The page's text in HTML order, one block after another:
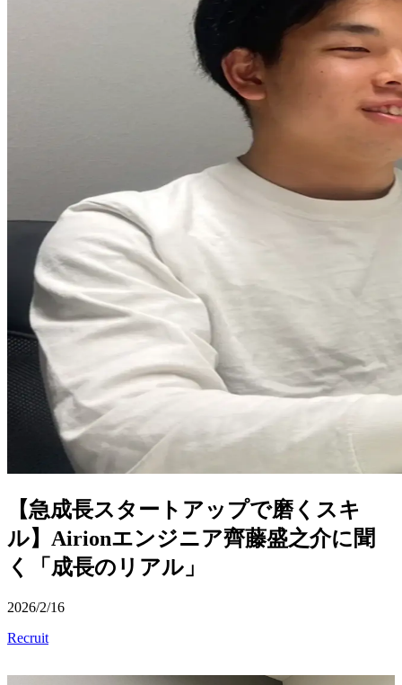
【急成長スタートアップで磨くスキ
ル】Airionエンジニア齊藤盛之介に聞
く「成長のリアル」
2026/2/16
Recruit